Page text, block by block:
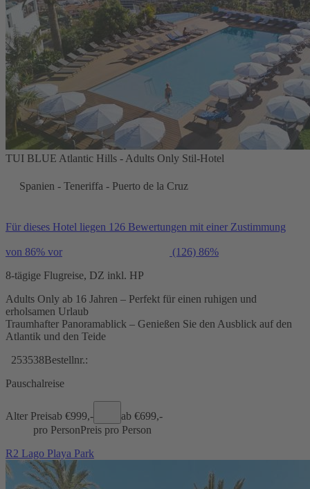
TUI BLUE Atlantic Hills - Adults Only Stil-Hotel
Spanien - Teneriffa - Puerto de la Cruz
Für dieses Hotel liegen 126 Bewertungen mit einer Zustimmung
von 86% vor (126) 86%
8-tägige Flugreise, DZ inkl. HP
Adults Only ab 16 Jahren – Perfekt für einen ruhigen und
erholsamen Urlaub
Traumhafter Panoramablick – Genießen Sie den Ausblick auf den
Atlantik und den Teide
253538Bestellnr.:
Pauschalreise
Alter Preisab €999,- ab €699,-
pro PersonPreis pro Person
R2 Lago Playa Park